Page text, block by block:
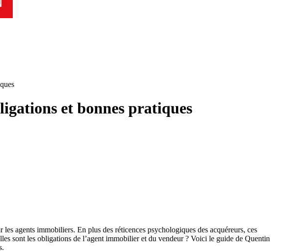
et bonnes pratiques
agents immobiliers. En plus des réticences psychologiques des acquéreurs, ces
sont les obligations de l’agent immobilier et du vendeur ? Voici le guide de Quentin